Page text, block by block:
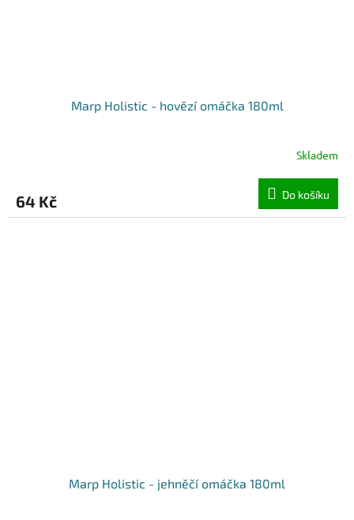
Marp Holistic - hovězí omáčka 180ml
Skladem
64 Kč Do košíku
Marp Holistic - jehněčí omáčka 180ml